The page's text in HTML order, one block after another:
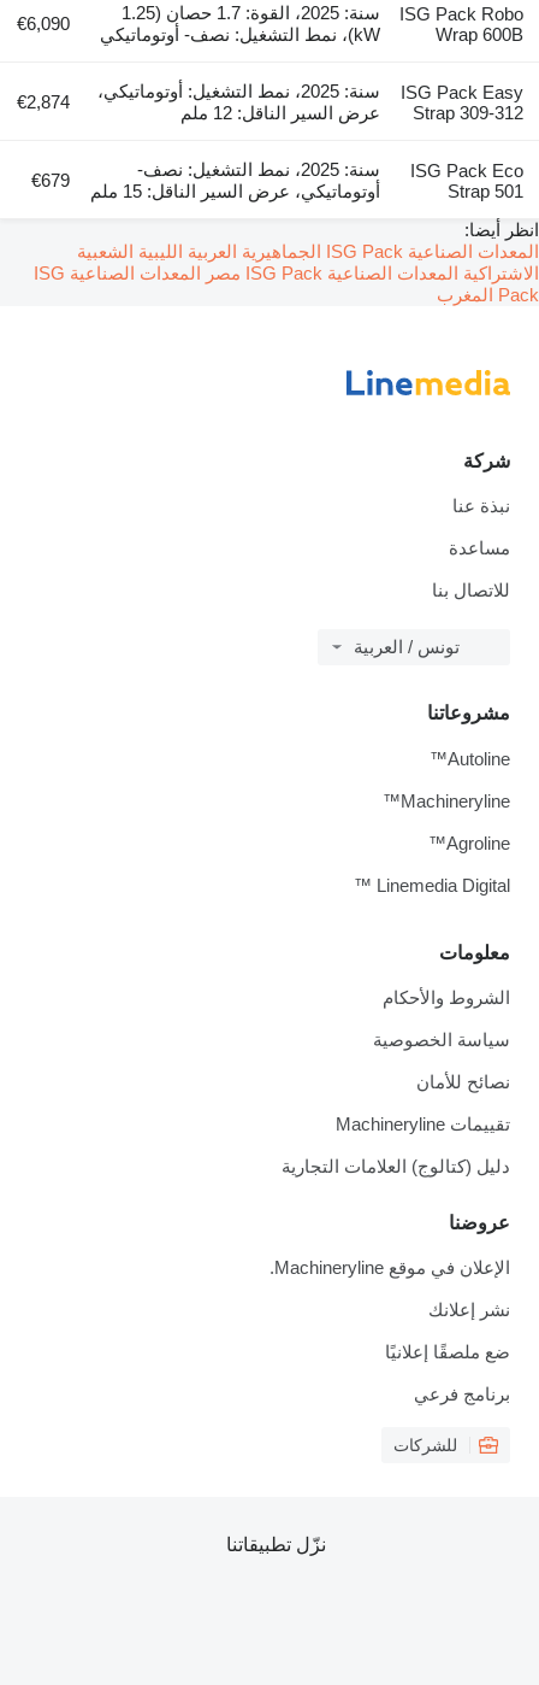
ISG Pack Robo
Wrap 600B
سنة: 2025، القوة: 1.7 حصان (1.25
kW)، نمط التشغيل: نصف- أوتوماتيكي
€6,090
ISG Pack Easy
Strap 309-312
سنة: 2025، نمط التشغيل: أوتوماتيكي،
عرض السير الناقل: 12 ملم
€2,874
ISG Pack Eco
Strap 501
سنة: 2025، نمط التشغيل: نصف-
أوتوماتيكي، عرض السير الناقل: 15 ملم
€679
انظر أيضا:
المعدات الصناعية ISG Pack الجماهيرية العربية الليبية الشعبية
الاشتراكية المعدات الصناعية ISG Pack مصر
المعدات الصناعية ISG
Pack المغرب
شركة
نبذة عنا
مساعدة
للاتصال بنا
تونس / العربية
معلومات
الشروط والأحكام
سياسة الخصوصية
نصائح للأمان
تقييمات Machineryline
دليل (كتالوج) العلامات التجارية
عروضنا
الإعلان في موقع Machineryline.
نشر إعلانك
ضع ملصقًا إعلانيًا
برنامج فرعي
للشركات
مشروعاتنا
Autoline™
Machineryline™
Agroline™
Linemedia Digital ™
نزّل تطبيقاتنا